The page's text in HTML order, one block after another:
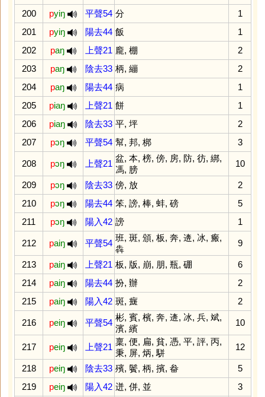
200 pyiŋ 平聲54 分
1
201
pyiŋ 陽去44 飯
1
202
paŋ 上聲21 龐, 棚
2
203
paŋ 陰去33 柄, 繃
2
204
paŋ 陽去44 病
1
205
piaŋ 上聲21 餅
1
206
piaŋ 陰去33 平, 坪
2
207
pɔŋ 平聲54 幫, 邦, 梆 3
208 pɔŋ 上聲21
盆, 本, 榜, 傍, 房, 防, 彷, 綁,
馮, 膀
10
209 pɔŋ 陰去33 傍, 放
2
210
pɔŋ 陽去44 笨, 謗, 棒, 蚌, 磅
5
211
pɔŋ 陽入42 謗 1
212 paiŋ 平聲54
班, 斑, 頒, 板, 奔, 逩, 冰, 瘢,
犇
9
213 paiŋ 上聲21 板, 版, 崩, 朋, 瓶, 硼
6
214
paiŋ 陽去44 扮, 辦
2
215
paiŋ 陽入42 斑, 癍 2
216 peiŋ 平聲54
彬, 賓, 檳, 奔, 逩, 冰, 兵, 斌,
濱, 繽
10
217 peiŋ 上聲21
稟, 便, 扁, 貧, 憑, 平, 評, 丙,
秉, 屏, 炳, 駢
12
218 peiŋ 陰去33 殯, 鬢, 柄, 擯, 畚
5
219
peiŋ 陽入42 迸, 併, 並
3